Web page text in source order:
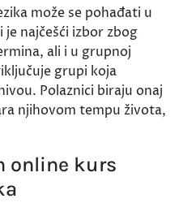
može se pohađati u
najčešći izbor zbog
ali i u grupnoj
grupi koja
Polaznici biraju onaj
njihovom tempu života,
online kurs